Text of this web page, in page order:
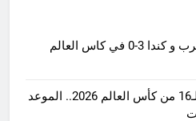
ملخص واهداف مباراة المغرب و كندا 3-0 في كاس العالم
البرازيل والنرويج في دور الـ16 من كأس العالم 2026.. الموعد